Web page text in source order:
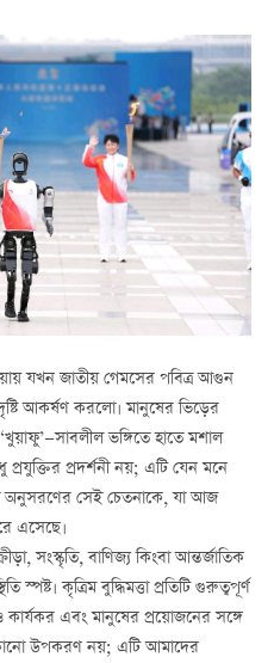
যখন জাতীয় গেমসের পবিত্র আগুন
আকর্ষণ করলো। মানুষের ভিড়ের
ভঙ্গিতে হাতে মশাল
প্রদর্শনী নয়; এটি যেন মনে
অনুসরণের সেই চেতনাকে, যা আজ
এসেছে।
বাণিজ্য কিংবা আন্তর্জাতিক
কৃত্রিম বুদ্ধিমত্তা প্রতিটি গুরুত্বপূর্ণ
এবং মানুষের প্রয়োজনের সঙ্গে
উপকরণ নয়; এটি আমাদের